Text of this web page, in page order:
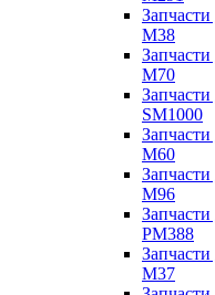
M38
M70
SM1000
M60
M96
PM388
M37